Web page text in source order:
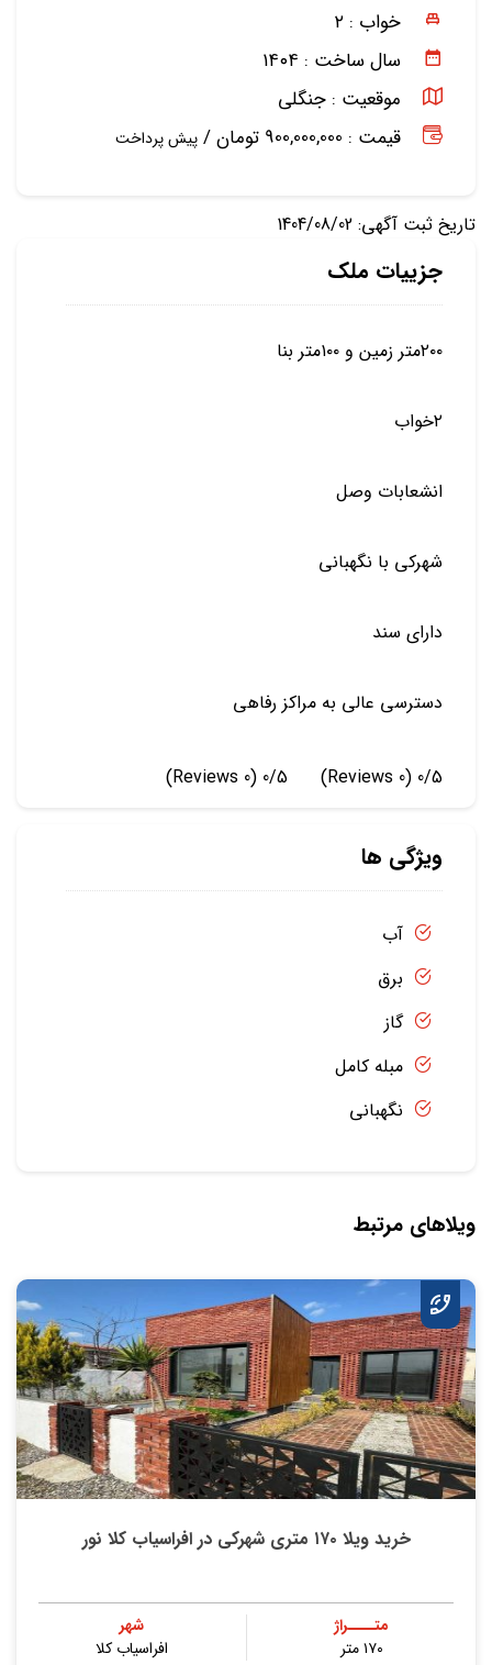
خواب : ۲
سال ساخت : ۱۴۰۴
موقعیت : جنگلی
قیمت : 900,000,000 تومان /
پیش پرداخت
تاریخ ثبت آگهی: 1404/08/02
جزییات ملک
۲۰۰متر زمین و ۱۰۰متر بنا
۲خواب
انشعابات وصل
شهرکی با نگهبانی
دارای سند
دسترسی عالی به مراکز رفاهی
0/5
(0 Reviews)
0/5
(0 Reviews)
ویژگی ها
آب
برق
گاز
مبله کامل
نگهبانی
ویلاهای مرتبط
خرید ویلا ۱۷۰ متری شهرکی در افراسیاب کلا نور
متــــراژ
۱۷۰ متر
شهر
افراسیاب کلا